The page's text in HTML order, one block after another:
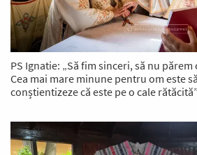
PS Ignatie: „Să fim sinceri, să nu părem
Cea mai mare minune pentru om este
conștientizeze că este pe o cale rătăcită”